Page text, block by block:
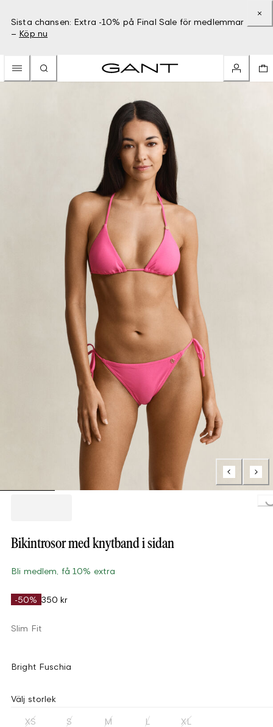
Sista chansen: Extra -10% på Final Sale för medlemmar
– Köp nu
Loading...
Bikintrosor med knytband i sidan
Bli medlem, få 10% extra
-50% 350 kr
Slim Fit
Bright Fuschia
Välj storlek
XS S M L XL